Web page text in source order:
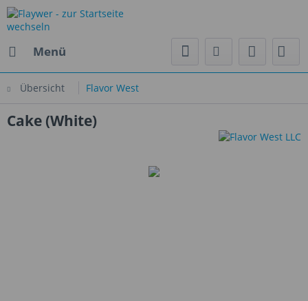
Menü
Übersicht Flavor West
Cake (White)